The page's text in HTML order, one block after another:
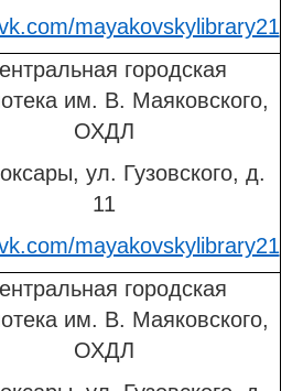
mayakovskylibrary21
городская
им. В. Маяковского,
ОХДЛ
ул. Гузовского, д.
11
mayakovskylibrary21
городская
им. В. Маяковского,
ОХДЛ